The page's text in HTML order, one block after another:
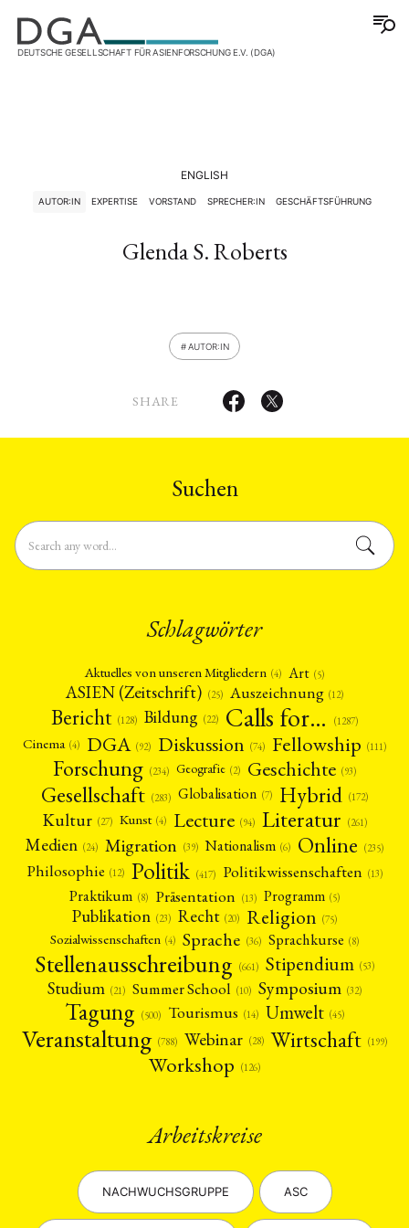
DEUTSCHE GESELLSCHAFT FÜR ASIENFORSCHUNG E.V. (DGA)
ENGLISH
AUTOR:IN EXPERTISE VORSTAND SPRECHER:IN GESCHÄFTSFÜHRUNG
Glenda S. Roberts
AUTOR:IN
SHARE
Suchen
Schlagwörter
Aktuelles von unseren Mitgliedern (4) Art (5)
ASIEN (Zeitschrift) (25) Auszeichnung (12)
Bericht (128) Bildung (22) Calls for… (1287)
Cinema (4) DGA (92) Diskussion (74) Fellowship (111)
Forschung (234) Geografie (2) Geschichte (93)
Gesellschaft (283) Globalisation (7) Hybrid (172)
Kultur (27) Kunst (4) Lecture (94) Literatur (261)
Medien (24) Migration (39) Nationalism (6) Online (235)
Philosophie (12) Politik (417) Politikwissenschaften (13)
Praktikum (8) Präsentation (13) Programm (5)
Publikation (23) Recht (20) Religion (75)
Sozialwissenschaften (4) Sprache (36) Sprachkurse (8)
Stellenausschreibung (661) Stipendium (53)
Studium (21) Summer School (10) Symposium (32)
Tagung (500) Tourismus (14) Umwelt (45)
Veranstaltung (788) Webinar (28) Wirtschaft (199)
Workshop (126)
Arbeitskreise
NACHWUCHSGRUPPE ASC